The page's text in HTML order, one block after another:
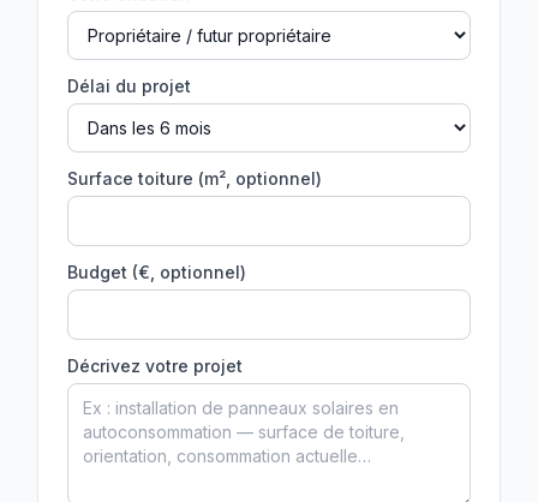
Délai du projet
Surface toiture (m², optionnel)
Budget (€, optionnel)
Décrivez votre projet